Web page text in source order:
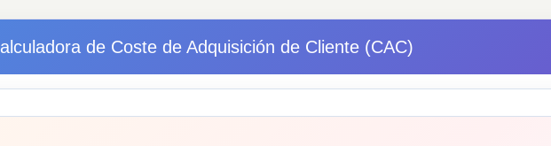
de Coste de Adquisición de Cliente (CAC)